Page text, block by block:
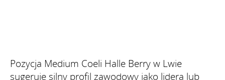
Pozycja Medium Coeli Halle Berry w Lwie
sugeruje silny profil zawodowy jako lidera lub